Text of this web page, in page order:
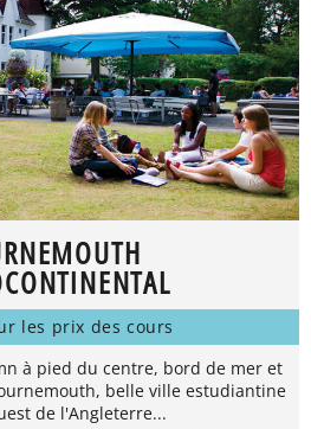
les prix des cours
à pied du centre, bord de mer et
belle ville estudiantine
de l'Angleterre...